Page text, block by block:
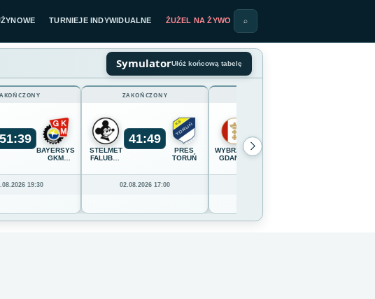
TURNIEJE INDYWIDUALNE ŻUŻEL NA ŻYWO ⌕
SymulatorUłóż końcową tabelę
51:39
BAYERSYSTEM
GKM
19:30
ZAKOŃCZONY
STELMET
FALUBAZ
GÓRA
41:49
PRES
TORUŃ
02.08.2026 17:00
WYBRZEŻE
GDAŃSK
54